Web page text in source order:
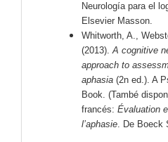
Neurología para el
Elsevier Masson.
Whitworth, A.,
(2013).A cognitive
approach to
aphasia (2n ed.). A
Book. (També
francés: Évaluation
l’aphasie. De Boeck